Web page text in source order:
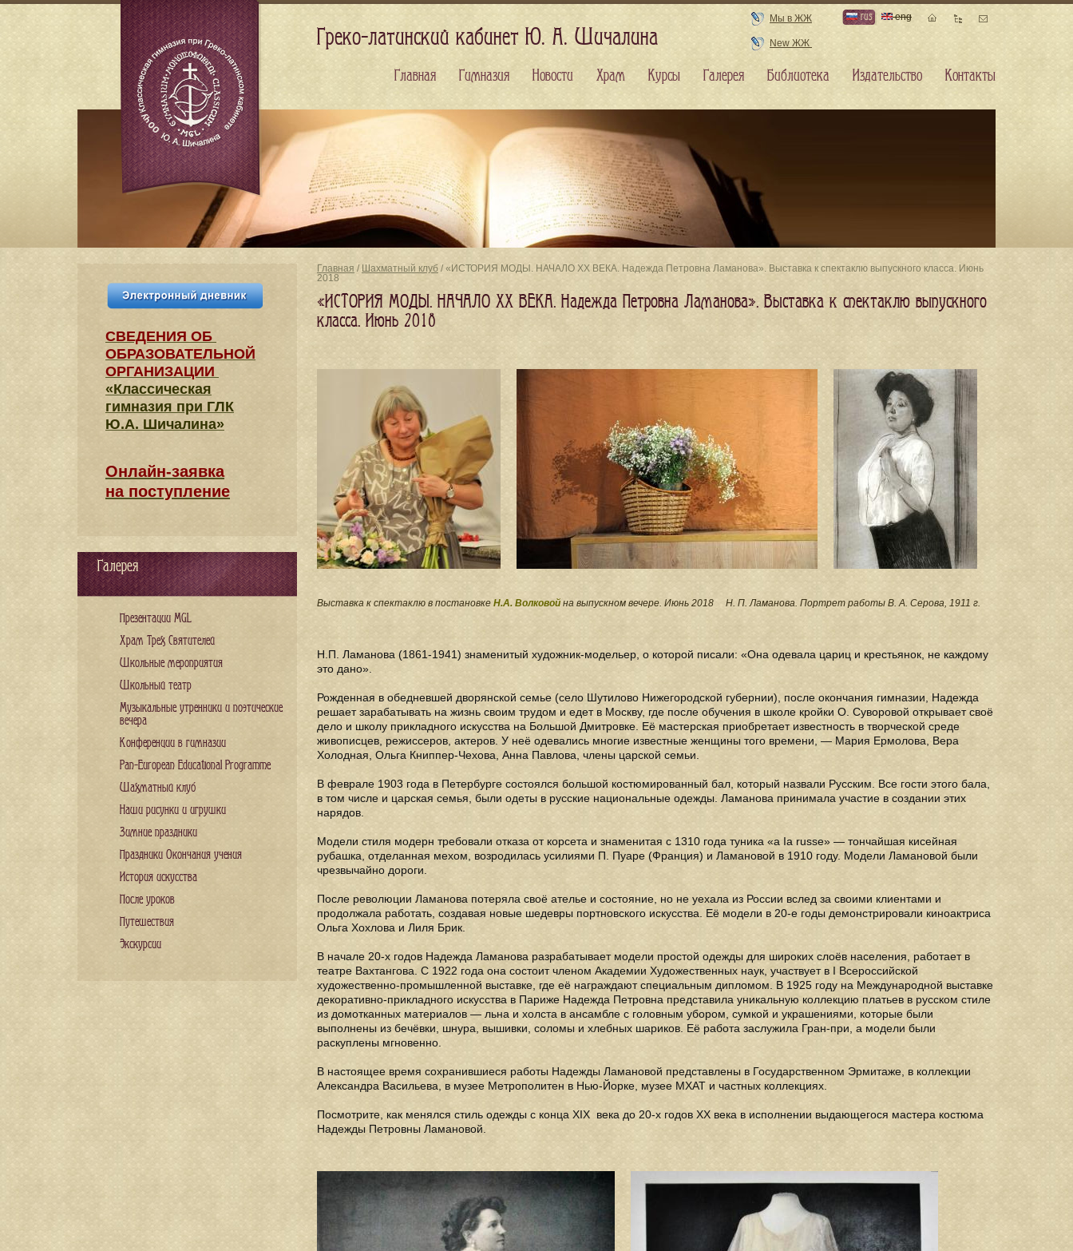
Главная / Шахматный клуб / «ИСТОРИЯ МОДЫ. НАЧАЛО XX ВЕКА. Надежда Петровна Ламанова». Выставка к спектаклю выпускного класса. Июнь
2018
«ИСТОРИЯ МОДЫ. НАЧАЛО XX ВЕКА. Надежда Петровна Ламанова». Выставка к спектаклю выпускного
класса. Июнь 2018
Выставка к спектаклю в постановке Н.А. Волковой на выпускном вечере. Июнь 2018 Н. П. Ламанова. Портрет работы В. А. Серова, 1911 г.
Н.П. Ламанова (1861-1941) знаменитый художник-модельер, о которой писали: «Она одевала цариц и крестьянок, не каждому
это дано».
Рожденная в обедневшей дворянской семье (село Шутилово Нижегородской губернии), после окончания гимназии, Надежда
решает зарабатывать на жизнь своим трудом и едет в Москву, где после обучения в школе кройки О. Суворовой открывает своё
дело и школу прикладного искусства на Большой Дмитровке. Её мастерская приобретает известность в творческой среде
живописцев, режиссеров, актеров. У неё одевались многие известные женщины того времени, — Мария Ермолова, Вера
Холодная, Ольга Книппер-Чехова, Анна Павлова, члены царской семьи.
В феврале 1903 года в Петербурге состоялся большой костюмированный бал, который назвали Русским. Всe гости этого бала,
в том числе и царская семья, были одеты в русские национальные одежды. Ламанова принимала участие в создании этих
нарядов.
Модели стиля модерн требовали отказа от корсета и знаменитая с 1310 года туника «a Ia russe» — тончайшая кисейная
рубашка, отделанная мехом, возродилась усилиями П. Пуаре (Франция) и Ламановой в 1910 году. Модели Ламановой были
чрезвычайно дороги.
После революции Ламанова потеряла своё ателье и состояние, но не уехала из России вслед за своими клиентами и
продолжала работать, создавая новые шедевры портновского искусства. Её модели в 20-е годы демонстрировали киноактриса
Ольга Хохлова и Лиля Брик.
В начале 20-х годов Надежда Ламанова разрабатывает модели простой одежды для широких слоёв населения, работает в
театре Вахтангова. С 1922 года она состоит членом Академии Художественных наук, участвует в I Всероссийской
художественно-промышленной выставке, где её награждают специальным дипломом. В 1925 году на Международной выставке
декоративно-прикладного искусства в Париже Надежда Петровна представила уникальную коллекцию платьев в русском стиле
из домотканных материалов — льна и холста в ансамбле с головным убором, сумкой и украшениями, которые были
выполнены из бечёвки, шнура, вышивки, соломы и хлебных шариков. Её работа заслужила Гран-при, а модели были
раскуплены мгновенно.
В настоящее время сохранившиеся работы Надежды Ламановой представлены в Государственном Эрмитаже, в коллекции
Александра Васильева, в музее Метрополитен в Нью-Йорке, музее МХАТ и частных коллекциях.
Посмотрите, как менялся стиль одежды с конца XIX века до 20-х годов XX века в исполнении выдающегося мастера костюма
Надежды Петровны Ламановой.
СВЕДЕНИЯ​ ОБ
ОБРАЗОВАТЕЛЬНОЙ
ОРГАНИЗАЦИИ
«Классическая
гимназия при ГЛК
Ю.А. Шичалина»
Онлайн-заявка
на поступление
Галерея
Презентации MGL
Храм Трех Святителей
Школьные мероприятия
Школьный театр
Музыкальные утренники и поэтические
вечера
Конференции в гимназии
Pan-European Educational Programme
Шахматный клуб
Наши рисунки и игрушки
Зимние праздники
Праздники Окончания учения
История искусства
После уроков
Путешествия
Экскурсии
Греко-латинский кабинет Ю. А. Шичалина
Мы в ЖЖ
New ЖЖ
rus eng
Главная Гимназия Новости Храм Курсы Галерея Библиотека Издательство Контакты